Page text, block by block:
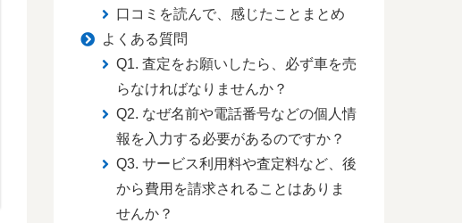
口コミを読んで、感じたことまとめ
よくある質問
Q1. 査定をお願いしたら、必ず車を売
らなければなりませんか？
Q2. なぜ名前や電話番号などの個人情
報を入力する必要があるのですか？
Q3. サービス利用料や査定料など、後
から費用を請求されることはありま
せんか？